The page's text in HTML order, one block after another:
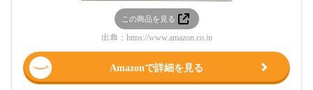
この商品を見る
出典： https://www.amazon.co.jp
Amazonで詳細を見る